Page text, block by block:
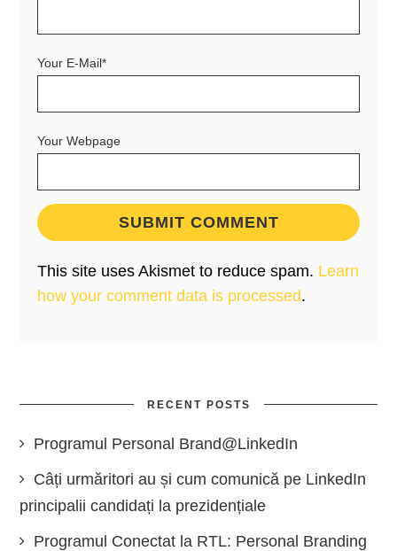
Your E-Mail*
Your Webpage
This site uses Akismet to reduce spam. Learn
how your comment data is processed.
RECENT POSTS
Programul Personal Brand@LinkedIn
Câți urmăritori au și cum comunică pe LinkedIn
principalii candidați la prezidențiale
Programul Conectat la RTL: Personal Branding